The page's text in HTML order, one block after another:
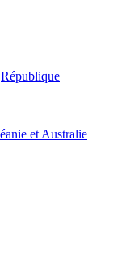
République
et Australie